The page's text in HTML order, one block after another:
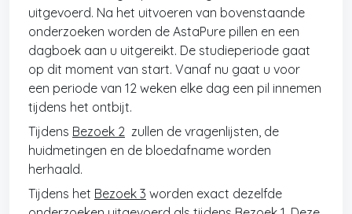
uitgevoerd. Na het uitvoeren van bovenstaande
onderzoeken worden de AstaPure pillen en een
dagboek aan u uitgereikt. De studieperiode gaat
op dit moment van start. Vanaf nu gaat u voor
een periode van 12 weken elke dag een pil innemen
tijdens het ontbijt.
Tijdens Bezoek 2 zullen de vragenlijsten, de
huidmetingen en de bloedafname worden
herhaald.
Tijdens het Bezoek 3 worden exact dezelfde